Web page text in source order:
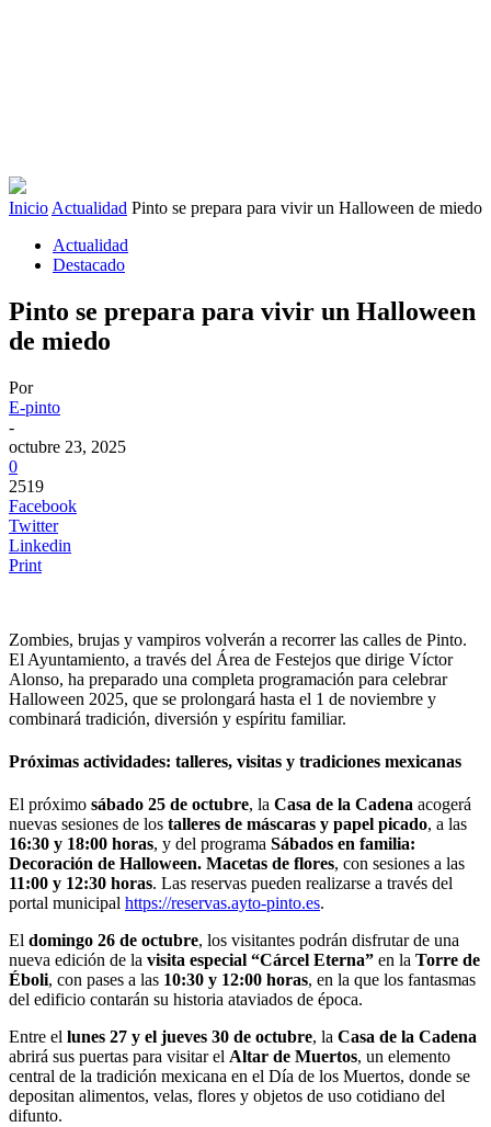
Inicio Actualidad Pinto se prepara para vivir un Halloween de miedo
Actualidad
Destacado
Pinto se prepara para vivir un Halloween
de miedo
Por
E-pinto
-
octubre 23, 2025
0
2519
Facebook
Twitter
Linkedin
Print
Zombies, brujas y vampiros volverán a recorrer las calles de Pinto.
El Ayuntamiento, a través del Área de Festejos que dirige Víctor
Alonso, ha preparado una completa programación para celebrar
Halloween 2025, que se prolongará hasta el 1 de noviembre y
combinará tradición, diversión y espíritu familiar.
Próximas actividades: talleres, visitas y tradiciones mexicanas
El próximo sábado 25 de octubre, la Casa de la Cadena acogerá
nuevas sesiones de los talleres de máscaras y papel picado, a las
16:30 y 18:00 horas, y del programa Sábados en familia:
Decoración de Halloween. Macetas de flores, con sesiones a las
11:00 y 12:30 horas. Las reservas pueden realizarse a través del
portal municipal https://reservas.ayto-pinto.es.
El domingo 26 de octubre, los visitantes podrán disfrutar de una
nueva edición de la visita especial “Cárcel Eterna” en la Torre de
Éboli, con pases a las 10:30 y 12:00 horas, en la que los fantasmas
del edificio contarán su historia ataviados de época.
Entre el lunes 27 y el jueves 30 de octubre, la Casa de la Cadena
abrirá sus puertas para visitar el Altar de Muertos, un elemento
central de la tradición mexicana en el Día de los Muertos, donde se
depositan alimentos, velas, flores y objetos de uso cotidiano del
difunto.